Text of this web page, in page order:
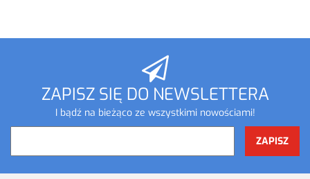
ZAPISZ SIĘ DO NEWSLETTERA
I bądź na bieżąco ze wszystkimi nowościami!